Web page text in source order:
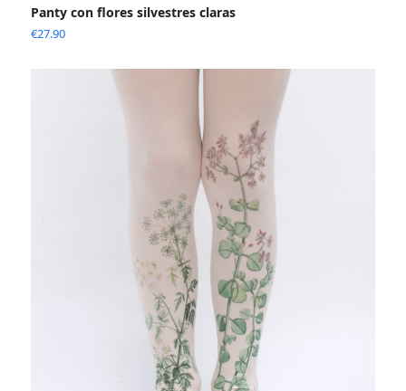
Panty con flores silvestres claras
€27.90